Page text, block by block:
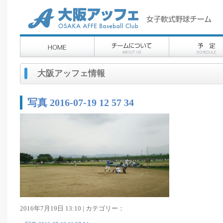
大阪アッフェ情報
写真 2016-07-19 12 57 34
2016年7月19日 13:10 | カテゴリー：